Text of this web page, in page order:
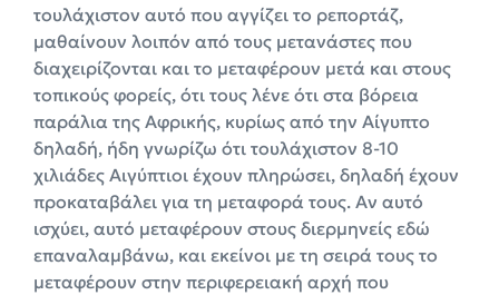
τουλάχιστον αυτό που αγγίζει το ρεπορτάζ,
μαθαίνουν λοιπόν από τους μετανάστες που
διαχειρίζονται και το μεταφέρουν μετά και στους
τοπικούς φορείς, ότι τους λένε ότι στα βόρεια
παράλια της Αφρικής, κυρίως από την Αίγυπτο
δηλαδή, ήδη γνωρίζω ότι τουλάχιστον 8-10
χιλιάδες Αιγύπτιοι έχουν πληρώσει, δηλαδή έχουν
προκαταβάλει για τη μεταφορά τους. Αν αυτό
ισχύει, αυτό μεταφέρουν στους διερμηνείς εδώ
επαναλαμβάνω, και εκείνοι με τη σειρά τους το
μεταφέρουν στην περιφερειακή αρχή που